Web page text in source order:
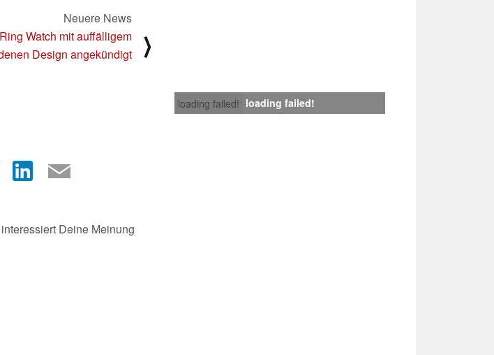
Neuere News
Watch mit auffälligem
Design angekündigt
⟩
loading failed! loading failed!
Deine Meinung